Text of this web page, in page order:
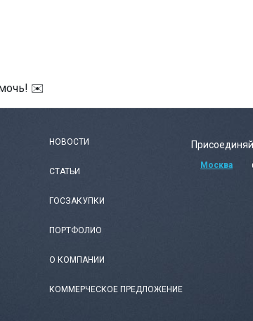
✉️
НОВОСТИ
СТАТЬИ
ГОСЗАКУПКИ
ПОРТФОЛИО
О КОМПАНИИ
КОММЕРЧЕСКОЕ ПРЕДЛОЖЕНИЕ
Москва